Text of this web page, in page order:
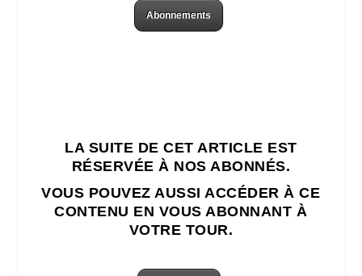
Abonnements
LA SUITE DE CET ARTICLE EST
RÉSERVÉE À NOS ABONNÉS.
VOUS POUVEZ AUSSI ACCÉDER À CE
CONTENU EN VOUS ABONNANT À
VOTRE TOUR.